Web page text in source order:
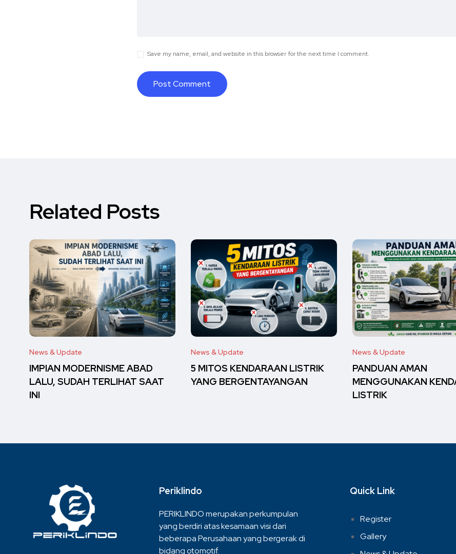
Save my name, email, and website in this browser for the next time I comment.
Related Posts
News & Update
IMPIAN MODERNISME ABAD
LALU, SUDAH TERLIHAT SAAT
INI
News & Update
5 MITOS KENDARAAN LISTRIK
YANG BERGENTAYANGAN
News & Update
PANDUAN AMAN
MENGGUNAKAN
LISTRIK
Periklindo
PERIKLINDO merupakan perkumpulan
yang berdiri atas kesamaan visi dari
beberapa Perusahaan yang bergerak di
bidang otomotif.
Quick Link
Register
Gallery